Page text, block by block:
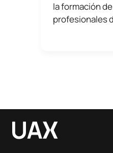
la formación
profesionales